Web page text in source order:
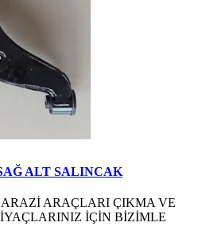
ALT SALINCAK
ARAÇLARI ÇIKMA VE
İÇİN BİZİMLE